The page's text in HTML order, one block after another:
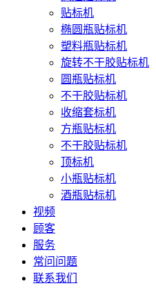
贴标机
椭圆瓶贴标机
塑料瓶贴标机
旋转不干胶贴标机
圆瓶贴标机
不干胶贴标机
收缩套标机
方瓶贴标机
不干胶贴标机
顶标机
小瓶贴标机
酒瓶贴标机
视频
顾客
服务
常问问题
联系我们